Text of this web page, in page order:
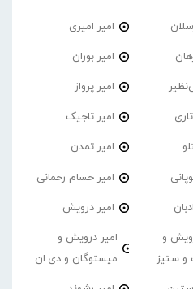
امیر امیری
امیر‌ بوران
امیر پرواز
امیر تاجیک
امیر تمدن
امیر حسام رحمانی
امیر درویش
و
و ستیز
امیر درویش و
میستوگان و دی.ان